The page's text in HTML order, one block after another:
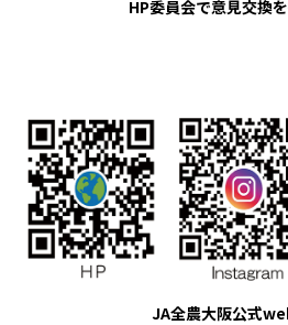
HP委員会で意見交換
JA全農大阪公式